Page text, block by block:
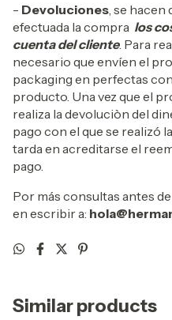
- Devoluciones , se
efectuada la compra los
cuenta del cliente. Para
necesario que envíen el
packaging en perfectas
producto. Una vez que el
realiza la devoluciòn del
pago con el que se realizó
tarda en acreditarse el
pago.
Por más consultas antes
en escribir a:
Similar products